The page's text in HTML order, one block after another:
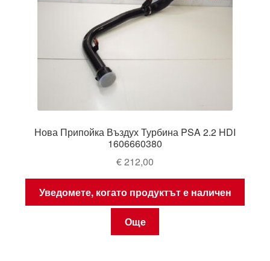
Нова Припойка Въздух Турбина PSA 2.2 HDI
1606660380
€212,00
Уведомете, когато продуктът е наличен
Още